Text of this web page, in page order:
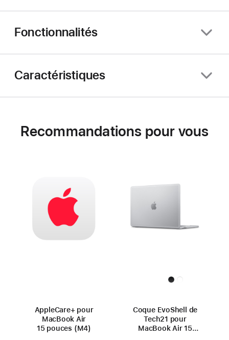
Fonctionnalités
Caractéristiques
Recommandations pour vous
AppleCare+ pour
MacBook Air
15 pouces (M4)
Coque EvoShell de
Tech21 pour
MacBook Air 15